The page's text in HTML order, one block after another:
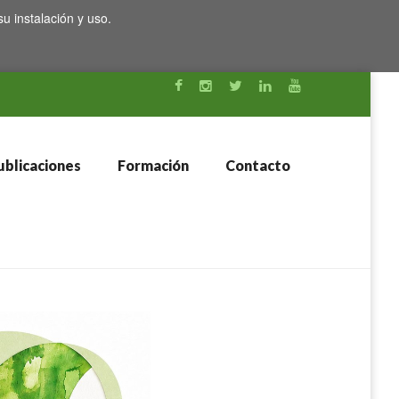
instalación y uso.
Formación Contacto